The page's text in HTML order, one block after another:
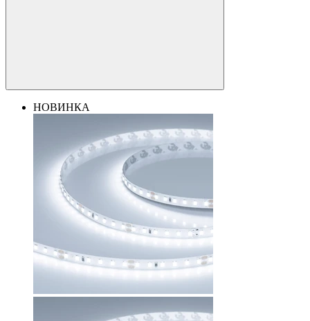
НОВИНКА